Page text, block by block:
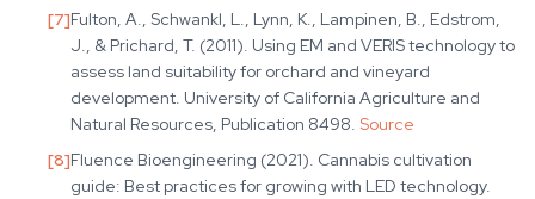
[7]Fulton, A., Schwankl, L., Lynn, K., Lampinen, B., Edstrom,
J., & Prichard, T. (2011). Using EM and VERIS technology to
assess land suitability for orchard and vineyard
development. University of California Agriculture and
Natural Resources, Publication 8498. Source
[8]Fluence Bioengineering (2021). Cannabis cultivation
guide: Best practices for growing with LED technology.